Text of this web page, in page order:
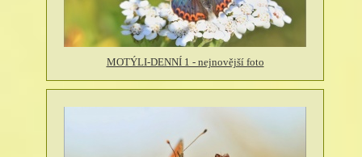
MOTÝLI-DENNÍ 1 - nejnovější foto